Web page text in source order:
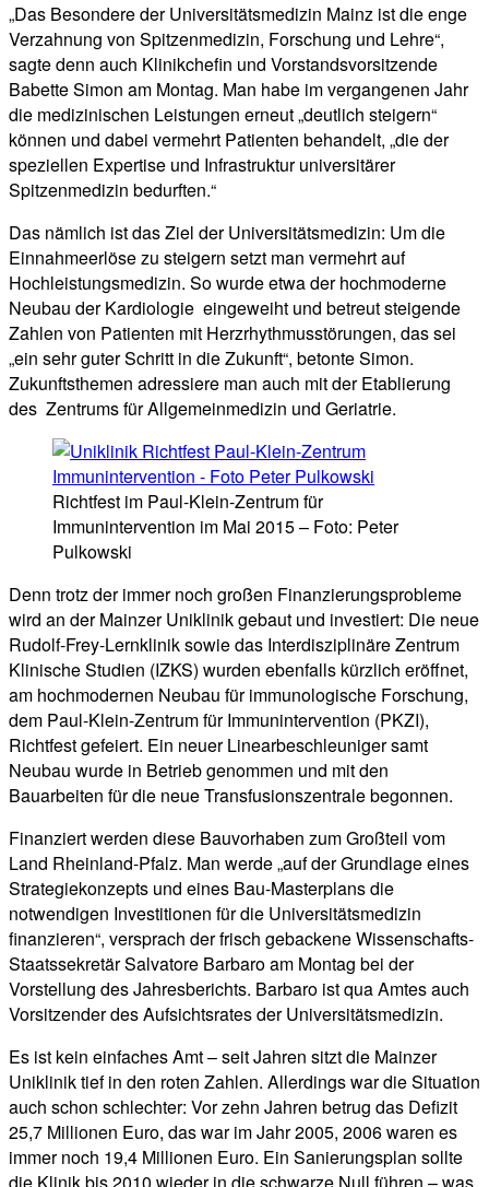
„Das Besondere der Universitätsmedizin Mainz ist die enge
Verzahnung von Spitzenmedizin, Forschung und Lehre“,
sagte denn auch Klinikchefin und Vorstandsvorsitzende
Babette Simon am Montag. Man habe im vergangenen Jahr
die medizinischen Leistungen erneut „deutlich steigern“
können und dabei vermehrt Patienten behandelt, „die der
speziellen Expertise und Infrastruktur universitärer
Spitzenmedizin bedurften.“
Das nämlich ist das Ziel der Universitätsmedizin: Um die
Einnahmeerlöse zu steigern setzt man vermehrt auf
Hochleistungsmedizin. So wurde etwa der hochmoderne
Neubau der Kardiologie eingeweiht und betreut steigende
Zahlen von Patienten mit Herzrhythmusstörungen, das sei
„ein sehr guter Schritt in die Zukunft“, betonte Simon.
Zukunftsthemen adressiere man auch mit der Etablierung
des Zentrums für Allgemeinmedizin und Geriatrie.
Richtfest im Paul-Klein-Zentrum für
Immunintervention im Mai 2015 – Foto: Peter
Pulkowski
Denn trotz der immer noch großen Finanzierungsprobleme
wird an der Mainzer Uniklinik gebaut und investiert: Die neue
Rudolf-Frey-Lernklinik sowie das Interdisziplinäre Zentrum
Klinische Studien (IZKS) wurden ebenfalls kürzlich eröffnet,
am hochmodernen Neubau für immunologische Forschung,
dem Paul-Klein-Zentrum für Immunintervention (PKZI),
Richtfest gefeiert. Ein neuer Linearbeschleuniger samt
Neubau wurde in Betrieb genommen und mit den
Bauarbeiten für die neue Transfusionszentrale begonnen.
Finanziert werden diese Bauvorhaben zum Großteil vom
Land Rheinland-Pfalz. Man werde „auf der Grundlage eines
Strategiekonzepts und eines Bau-Masterplans die
notwendigen Investitionen für die Universitätsmedizin
finanzieren“, versprach der frisch gebackene Wissenschafts-
Staatssekretär Salvatore Barbaro am Montag bei der
Vorstellung des Jahresberichts. Barbaro ist qua Amtes auch
Vorsitzender des Aufsichtsrates der Universitätsmedizin.
Es ist kein einfaches Amt – seit Jahren sitzt die Mainzer
Uniklinik tief in den roten Zahlen. Allerdings war die Situation
auch schon schlechter: Vor zehn Jahren betrug das Defizit
25,7 Millionen Euro, das war im Jahr 2005, 2006 waren es
immer noch 19,4 Millionen Euro. Ein Sanierungsplan sollte